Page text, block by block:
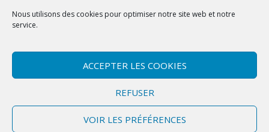
Nous utilisons des cookies pour optimiser notre site web et notre
service.
ACCEPTER LES COOKIES
REFUSER
VOIR LES PRÉFÉRENCES
Politique de confidentialité (UE)
Copyright © 2026 Marly-la-Ville Site conçu et développé par l'Union des